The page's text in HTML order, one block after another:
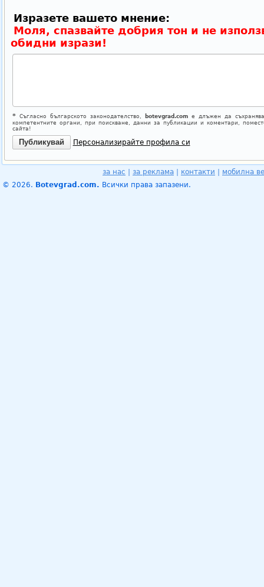
Изразете вашето мнение:
Моля, спазвайте добрия тон и не
обидни изрази!
*Съгласно българското законодателство, botevgrad.comе длъжен да
компетентните органи, при поискване, данни за публикации и коментари,
сайта!
Персонализирайте профила си
за нас за реклама контакти
мобилна
© 2026. Botevgrad.com. Всички права запазени.